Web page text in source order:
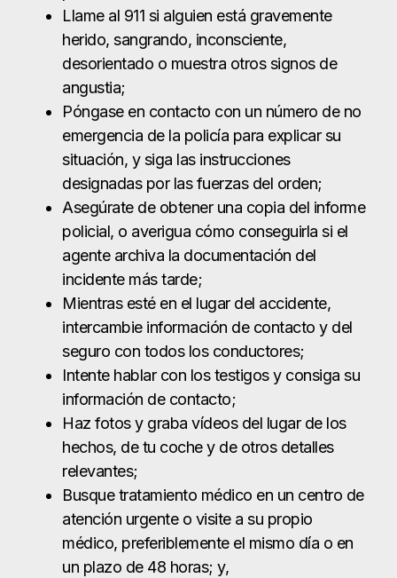
Asegúrate de obtener una copia del informe
policial, o averigua cómo conseguirla si el
agente archiva la documentación del
incidente más tarde;
Mientras esté en el lugar del accidente,
intercambie información de contacto y del
seguro con todos los conductores;
Intente hablar con los testigos y consiga su
información de contacto;
Haz fotos y graba vídeos del lugar de los
hechos, de tu coche y de otros detalles
relevantes;
Busque tratamiento médico en un centro de
atención urgente o visite a su propio
médico, preferiblemente el mismo día o en
un plazo de 48 horas; y,
Llame a su compañía de seguros para
informar de los detalles básicos.
Por supuesto, otra cuestión importante es
cuándo contratar a un abogado para un
accidente de tráfico. Dado que las siguientes
etapas tras sufrir lesiones en un accidente de
tráfico son cruciales, deberías ponerte en